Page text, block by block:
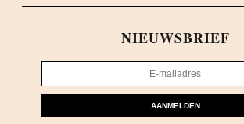
NIEUWSBRIEF
AANMELDEN